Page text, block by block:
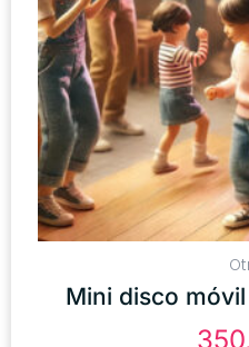
Mini disco